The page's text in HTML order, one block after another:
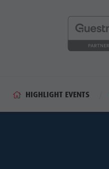
HIGHLIGHT EVENTS